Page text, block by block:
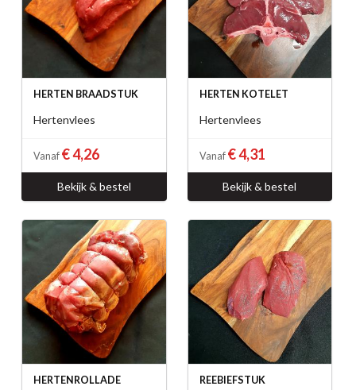
HERTEN BRAADSTUK
Hertenvlees
Vanaf € 4,26
Bekijk & bestel
HERTEN KOTELET
Hertenvlees
Vanaf € 4,31
Bekijk & bestel
HERTENROLLADE REEBIEFSTUK